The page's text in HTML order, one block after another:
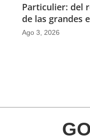
Particulier: del
de las grandes
Ago 3, 2026